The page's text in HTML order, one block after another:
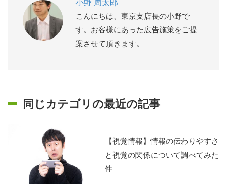
こんにちは、東京支店長の小野で
す。お客様にあった広告施策をご提
案させて頂きます。
同じカテゴリの最近の記事
【視覚情報】情報の伝わりやすさ
と視覚の関係について調べてみた
件